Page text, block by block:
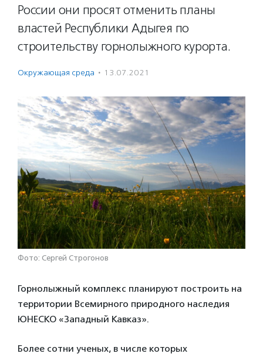
России они просят отменить планы
властей Республики Адыгея по
строительству горнолыжного курорта.
Окружающая среда · 13.07.2021
Фото: Сергей Строгонов
Горнолыжный комплекс планируют построить на
территории Всемирного природного наследия
ЮНЕСКО «Западный Кавказ».
Более сотни ученых, в числе которых